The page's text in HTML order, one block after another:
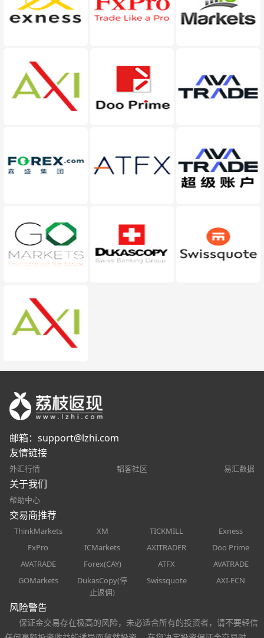
邮箱： support@lzhi.com
友情链接
外汇行情 韬客社区 易汇数据
关于我们
帮助中心
交易商推荐
ThinkMarkets XM TICKMILL
Exness
FxPro
ICMarkets AXITRADER
Doo Prime
AVATRADE
Forex(CAY) ATFX
AVATRADE
GOMarkets
DukasCopy(停
止返佣)
Swissquote AXI-ECN
风险警告
保证金交易存在极高的风险，未必适合所有的投资者，请不要轻信